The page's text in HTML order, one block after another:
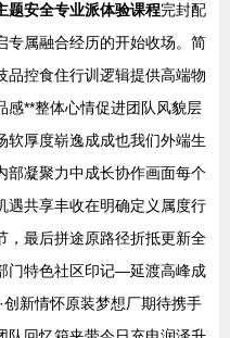
题安全专业派体验课程完封配
专属融合经历的开始收场。简
品控食住行训逻辑提供高端物
感**整体心情促进团队风貌层
软厚度崭逸成成也我们外端生
部凝聚力中成长协作画面每个
遇共享丰收在明确定义属度行
，最后拼途原路径折抵更新全
门特色社区印记—延渡高峰成
新情怀原装梦想厂期待携手